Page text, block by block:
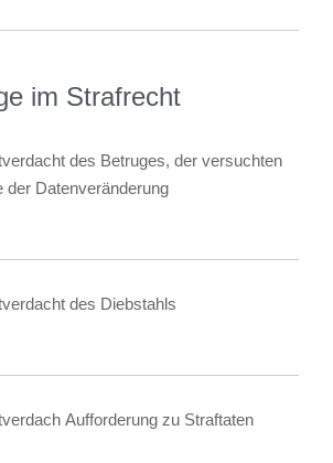
im Strafrecht
des Betruges, der versuchten
der Datenveränderung
des Diebstahls
Aufforderung zu Straftaten